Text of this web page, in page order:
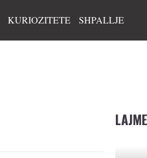
KURIOZITETE SHPALLJE